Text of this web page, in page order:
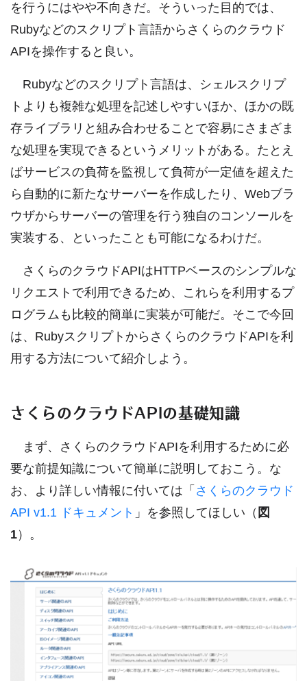
を行うにはやや不向きだ。そういった目的では、
Rubyなどのスクリプト言語からさくらのクラウド
APIを操作すると良い。
Rubyなどのスクリプト言語は、シェルスクリプ
トよりも複雑な処理を記述しやすいほか、ほかの既
存ライブラリと組み合わせることで容易にさまざま
な処理を実現できるというメリットがある。たとえ
ばサービスの負荷を監視して負荷が一定値を超えた
ら自動的に新たなサーバーを作成したり、Webブラ
ウザからサーバーの管理を行う独自のコンソールを
実装する、といったことも可能になるわけだ。
さくらのクラウドAPIはHTTPベースのシンプルな
リクエストで利用できるため、これらを利用するプ
ログラムも比較的簡単に実装が可能だ。そこで今回
は、RubyスクリプトからさくらのクラウドAPIを利
用する方法について紹介しよう。
さくらのクラウドAPIの基礎知識
まず、さくらのクラウドAPIを利用するために必
要な前提知識について簡単に説明しておこう。な
お、より詳しい情報に付いては「 さくらのクラウド
API v1.1 ドキュメント 」を参照してほしい（ 図
1）。